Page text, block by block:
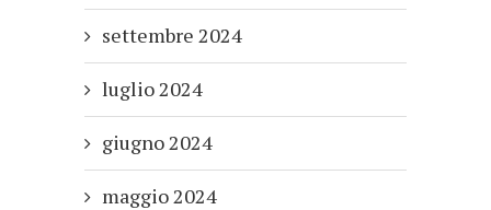
settembre 2024
luglio 2024
giugno 2024
maggio 2024